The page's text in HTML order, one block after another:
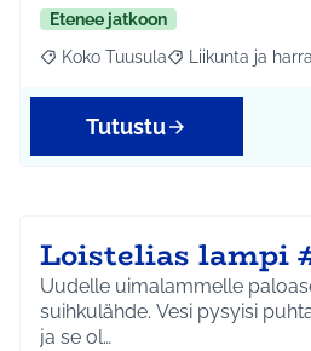
Etenee jatkoon
Rajaa tulokset aihepiirin mukaan:
Koko Tuusula Rajaa tulokset
Liikunta ja
Tutustu
Loistelias lampi
Uudelle uimalammelle
suihkulähde. Vesi pysyisi
ja se ol…